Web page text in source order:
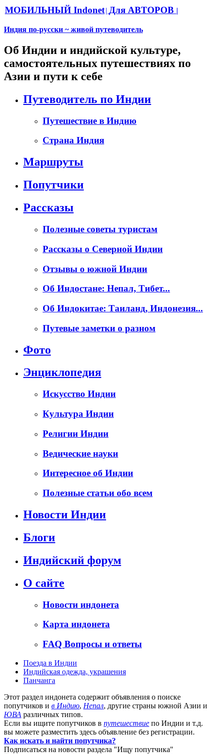
МОБИЛЬНЫЙ Indonet| Для АВТОРОВ |
Индия по-русски ~ живой путеводитель
Об Индии и индийской культуре,
самостоятельных путешествиях по
Азии и пути к себе
Путеводитель по Индии
Путешествие в Индию
Страна Индия
Маршруты
Попутчики
Рассказы
Полезные советы туристам
Рассказы о Северной Индии
Отзывы о южной Индии
Об Индостане: Непал, Тибет...
Об Индокитае: Таиланд, Индонезия...
Путевые заметки о разном
Фото
Энциклопедия
Искусство Индии
Культура Индии
Религии Индии
Ведические науки
Интересное об Индии
Полезные статьи обо всем
Новости Индии
Блоги
Индийский форум
О сайте
Новости индонета
Карта индонета
FAQ Вопросы и ответы
Поезда в Индии
Индийская одежда, украшения
Панчанга
Этот раздел индонета содержит объявления о поиске
попутчиков и в Индию, Непал, другие страны южной Азии и
ЮВА различных типов.
Если вы ищите попутчиков в путешествие по Индии и т.д.
вы можете разместить здесь объявление без регистрации.
Как искать и найти попутчика?
Подписаться на новости раздела "Ищу попутчика"